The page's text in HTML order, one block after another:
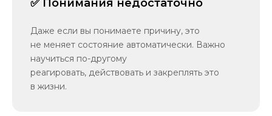
✅ Понимания недостаточно
Даже если вы понимаете причину, это
не меняет состояние автоматически. Важно
научиться по-другому
реагировать, действовать и закреплять это
в жизни.